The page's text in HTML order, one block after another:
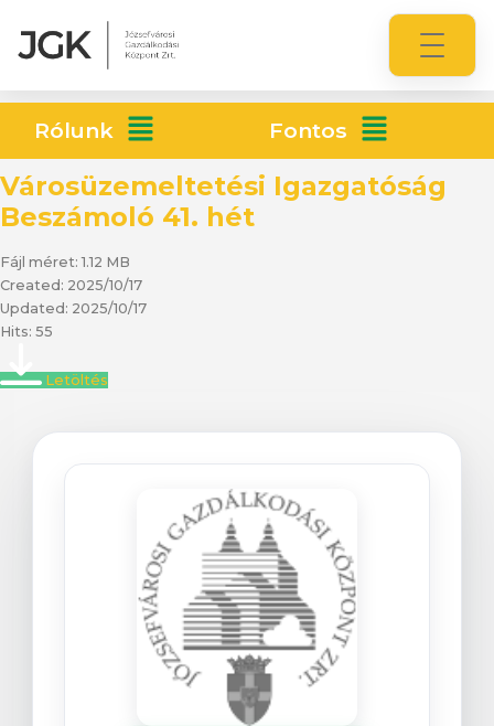
Rólunk Fontos
Városüzemeltetési Igazgatóság
Beszámoló 41. hét
Fájl méret: 1.12 MB
Created: 2025/10/17
Updated: 2025/10/17
Hits: 55
Letöltés